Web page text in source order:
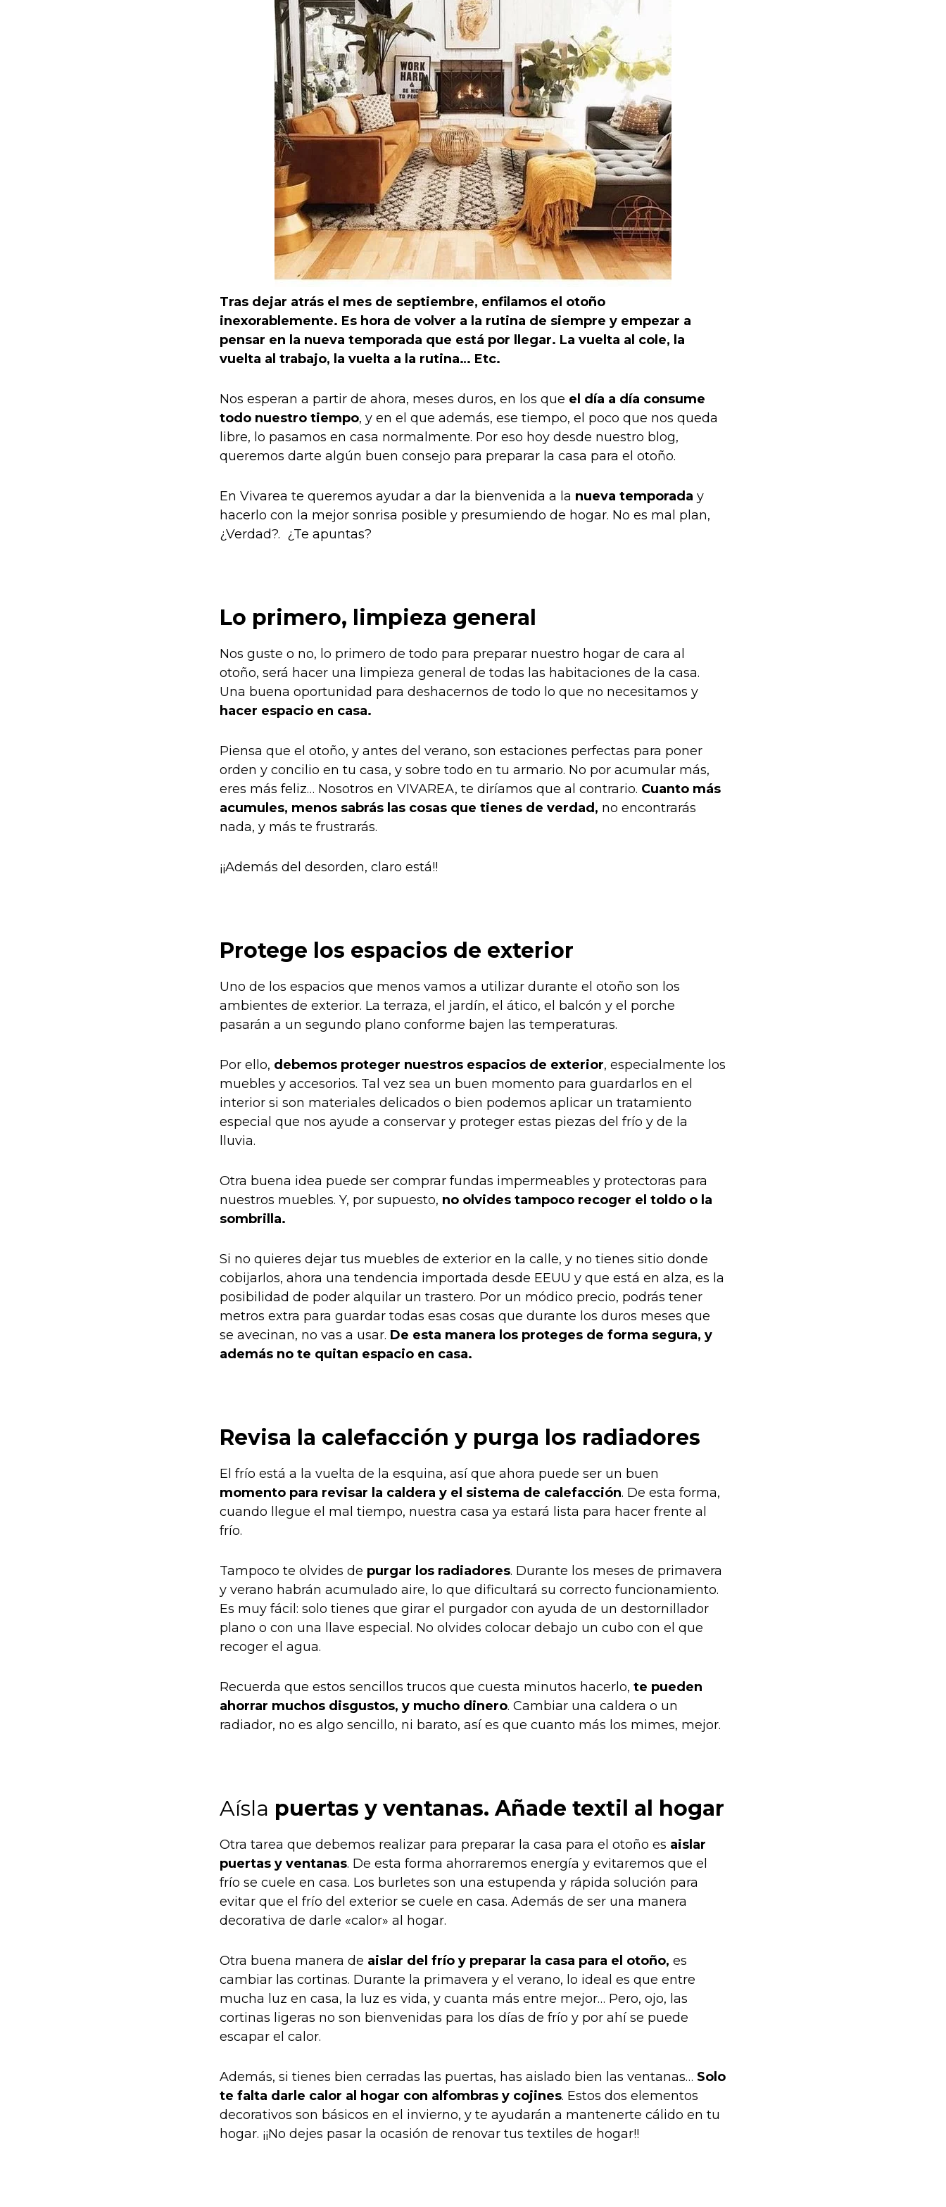
Tras dejar atrás el mes de septiembre, enfilamos el otoño
inexorablemente. Es hora de volver a la rutina de siempre y empezar a
pensar en la nueva temporada que está por llegar. La vuelta al cole, la
vuelta al trabajo, la vuelta a la rutina… Etc.
Nos esperan a partir de ahora, meses duros, en los que el día a día consume
todo nuestro tiempo, y en el que además, ese tiempo, el poco que nos queda
libre, lo pasamos en casa normalmente. Por eso hoy desde nuestro blog,
queremos darte algún buen consejo para preparar la casa para el otoño.
En Vivarea te queremos ayudar a dar la bienvenida a la nueva temporada y
hacerlo con la mejor sonrisa posible y presumiendo de hogar. No es mal plan,
¿Verdad?. ¿Te apuntas?
Lo primero, limpieza general
Nos guste o no, lo primero de todo para preparar nuestro hogar de cara al
otoño, será hacer una limpieza general de todas las habitaciones de la casa.
Una buena oportunidad para deshacernos de todo lo que no necesitamos y
hacer espacio en casa.
Piensa que el otoño, y antes del verano, son estaciones perfectas para poner
orden y concilio en tu casa, y sobre todo en tu armario. No por acumular más,
eres más feliz… Nosotros en VIVAREA, te diríamos que al contrario. Cuanto más
acumules, menos sabrás las cosas que tienes de verdad, no encontrarás
nada, y más te frustrarás.
¡¡Además del desorden, claro está!!
Protege los espacios de exterior
Uno de los espacios que menos vamos a utilizar durante el otoño son los
ambientes de exterior. La terraza, el jardín, el ático, el balcón y el porche
pasarán a un segundo plano conforme bajen las temperaturas.
Por ello, debemos proteger nuestros espacios de exterior, especialmente los
muebles y accesorios. Tal vez sea un buen momento para guardarlos en el
interior si son materiales delicados o bien podemos aplicar un tratamiento
especial que nos ayude a conservar y proteger estas piezas del frío y de la
lluvia.
Otra buena idea puede ser comprar fundas impermeables y protectoras para
nuestros muebles. Y, por supuesto, no olvides tampoco recoger el toldo o la
sombrilla.
Si no quieres dejar tus muebles de exterior en la calle, y no tienes sitio donde
cobijarlos, ahora una tendencia importada desde EEUU y que está en alza, es la
posibilidad de poder alquilar un trastero. Por un módico precio, podrás tener
metros extra para guardar todas esas cosas que durante los duros meses que
se avecinan, no vas a usar. De esta manera los proteges de forma segura, y
además no te quitan espacio en casa.
Revisa la calefacción y purga los radiadores
El frío está a la vuelta de la esquina, así que ahora puede ser un buen
momento para revisar la caldera y el sistema de calefacción. De esta forma,
cuando llegue el mal tiempo, nuestra casa ya estará lista para hacer frente al
frío.
Tampoco te olvides de purgar los radiadores. Durante los meses de primavera
y verano habrán acumulado aire, lo que dificultará su correcto funcionamiento.
Es muy fácil: solo tienes que girar el purgador con ayuda de un destornillador
plano o con una llave especial. No olvides colocar debajo un cubo con el que
recoger el agua.
Recuerda que estos sencillos trucos que cuesta minutos hacerlo, te pueden
ahorrar muchos disgustos, y mucho dinero. Cambiar una caldera o un
radiador, no es algo sencillo, ni barato, así es que cuanto más los mimes, mejor.
Aísla puertas y ventanas. Añade textil al hogar
Otra tarea que debemos realizar para preparar la casa para el otoño es aislar
puertas y ventanas. De esta forma ahorraremos energía y evitaremos que el
frío se cuele en casa. Los burletes son una estupenda y rápida solución para
evitar que el frío del exterior se cuele en casa. Además de ser una manera
decorativa de darle «calor» al hogar.
Otra buena manera de aislar del frío y preparar la casa para el otoño, es
cambiar las cortinas. Durante la primavera y el verano, lo ideal es que entre
mucha luz en casa, la luz es vida, y cuanta más entre mejor… Pero, ojo, las
cortinas ligeras no son bienvenidas para los días de frío y por ahí se puede
escapar el calor.
Además, si tienes bien cerradas las puertas, has aislado bien las ventanas… Solo
te falta darle calor al hogar con alfombras y cojines. Estos dos elementos
decorativos son básicos en el invierno, y te ayudarán a mantenerte cálido en tu
hogar. ¡¡No dejes pasar la ocasión de renovar tus textiles de hogar!!